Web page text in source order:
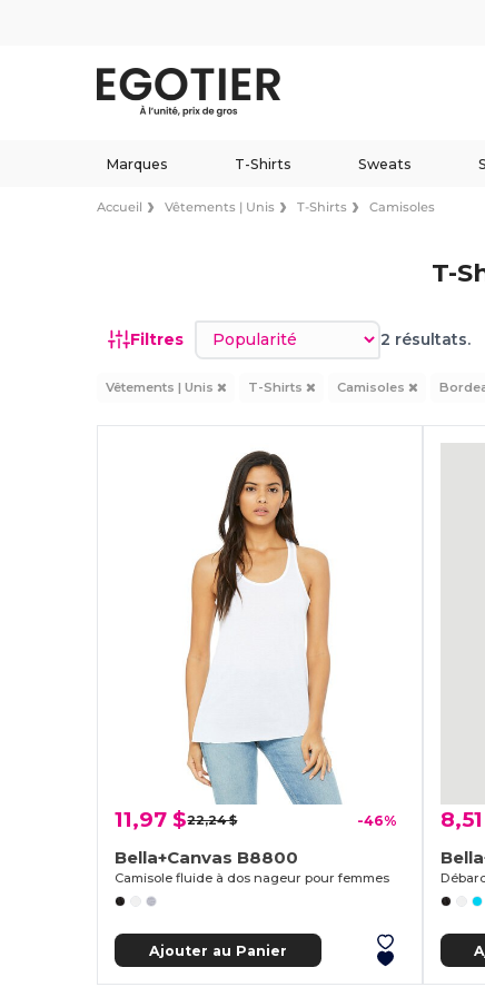
Marques T-Shirts Sweats
Accueil Vêtements | Unis T-Shirts Camisoles
T-
Filtres Trier par 2 résultats.
Vêtements | Unis T-Shirts Camisoles
11,97 $22,24 $ -46%
Bella+Canvas B8800
Camisole fluide à dos nageur pour femmes
Ajouter au Panier